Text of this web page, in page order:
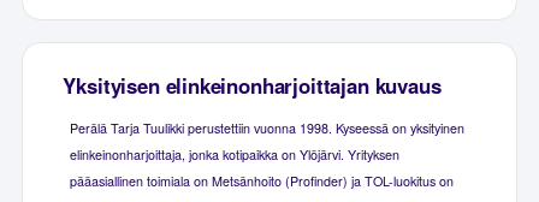
Yksityisen elinkeinonharjoittajan kuvaus
Perälä Tarja Tuulikki perustettiin vuonna 1998. Kyseessä on yksityinen
elinkeinonharjoittaja, jonka kotipaikka on Ylöjärvi. Yrityksen
pääasiallinen toimiala on Metsänhoito (Profinder) ja TOL-luokitus on